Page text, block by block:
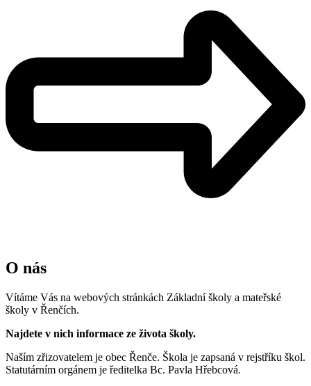
O nás
Vítáme Vás na webových stránkách Základní školy a mateřské
školy v Řenčích.
Najdete v nich informace ze života školy.
Naším zřizovatelem je obec Řenče. Škola je zapsaná v rejstříku škol.
Statutárním orgánem je ředitelka Bc. Pavla Hřebcová.